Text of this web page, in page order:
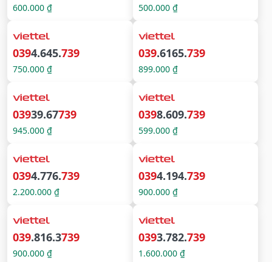
600.000 ₫ 500.000 ₫
0394.645.739
750.000 ₫
039.6165.739
899.000 ₫
03939.67739
945.000 ₫
0398.609.739
599.000 ₫
0394.776.739
2.200.000 ₫
0394.194.739
900.000 ₫
039.816.3739
900.000 ₫
0393.782.739
1.600.000 ₫